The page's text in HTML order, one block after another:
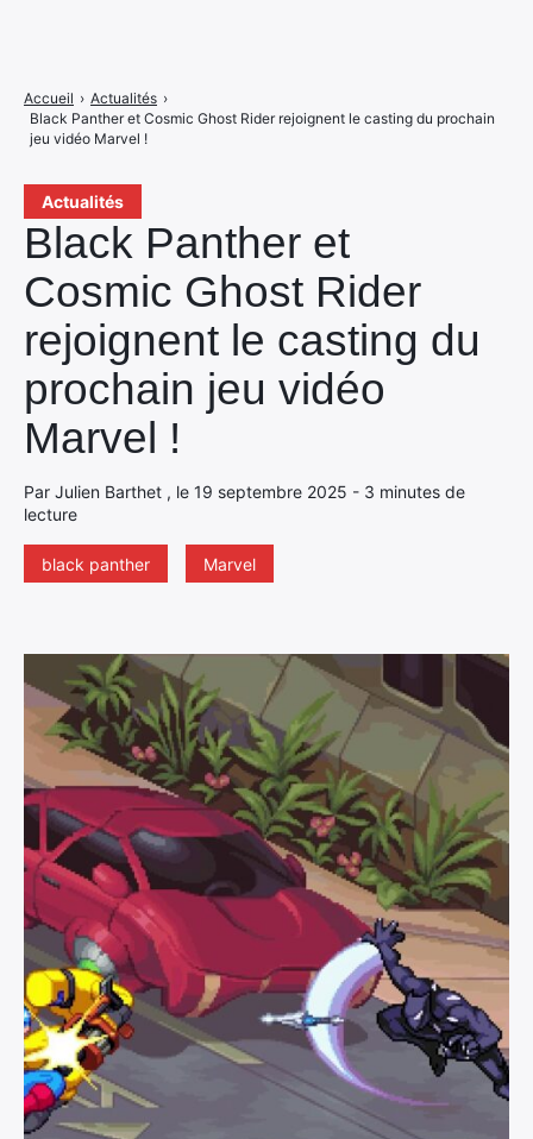
Actualités
Black Panther et
Cosmic Ghost Rider
rejoignent le casting du
prochain jeu vidéo
Marvel !
Par Julien Barthet , le 19 septembre 2025 - 3 minutes de
lecture
black panther Marvel
Accueil › Actualités ›
Black Panther et Cosmic Ghost Rider rejoignent le casting du prochain
jeu vidéo Marvel !